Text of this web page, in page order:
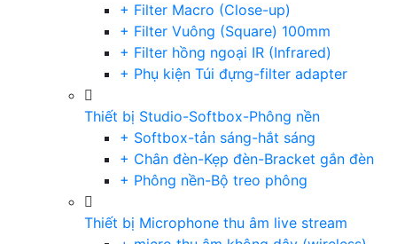
+ Filter Macro (Close-up)
+ Filter Vuông (Square) 100mm
+ Filter hồng ngoại IR (Infrared)
+ Phụ kiện Túi đựng-filter adapter
Thiết bị Studio-Softbox-Phông nền
+ Softbox-tản sáng-hắt sáng
+ Chân đèn-Kẹp đèn-Bracket gắn đèn
+ Phông nền-Bộ treo phông
Thiết bị Microphone thu âm live stream